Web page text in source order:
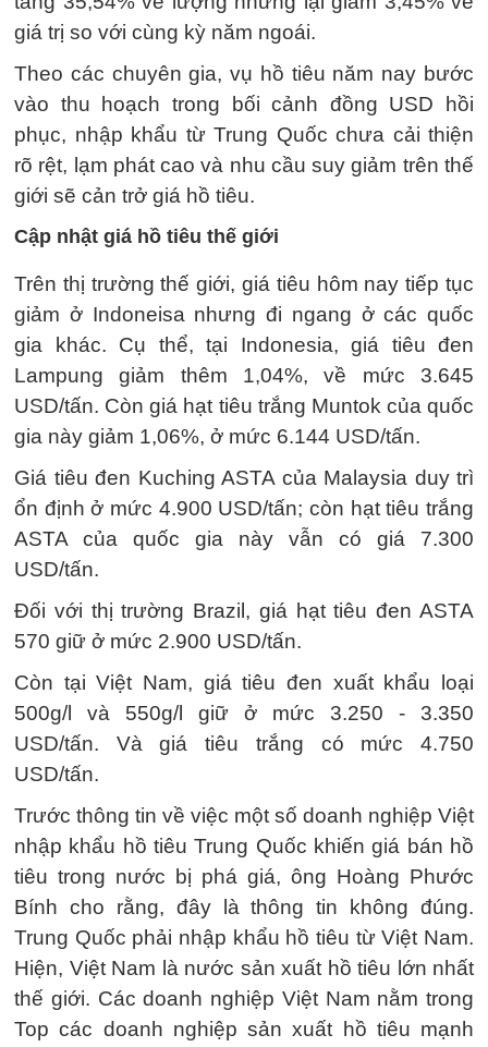
giá trị so với cùng kỳ năm ngoái.
Theo các chuyên gia, vụ hồ tiêu năm nay bước
vào thu hoạch trong bối cảnh đồng USD hồi
phục, nhập khẩu từ Trung Quốc chưa cải thiện
rõ rệt, lạm phát cao và nhu cầu suy giảm trên thế
giới sẽ cản trở giá hồ tiêu.
Cập nhật giá hồ tiêu thế giới
Trên thị trường thế giới, giá tiêu hôm nay tiếp tục
giảm ở Indoneisa nhưng đi ngang ở các quốc
gia khác. Cụ thể, tại Indonesia, giá tiêu đen
Lampung giảm thêm 1,04%, về mức 3.645
USD/tấn. Còn giá hạt tiêu trắng Muntok của quốc
gia này giảm 1,06%, ở mức 6.144 USD/tấn.
Giá tiêu đen Kuching ASTA của Malaysia duy trì
ổn định ở mức 4.900 USD/tấn; còn hạt tiêu trắng
ASTA của quốc gia này vẫn có giá 7.300
USD/tấn.
Đối với thị trường Brazil, giá hạt tiêu đen ASTA
570 giữ ở mức 2.900 USD/tấn.
Còn tại Việt Nam, giá tiêu đen xuất khẩu loại
500g/l và 550g/l giữ ở mức 3.250 - 3.350
USD/tấn. Và giá tiêu trắng có mức 4.750
USD/tấn.
Trước thông tin về việc một số doanh nghiệp Việt
nhập khẩu hồ tiêu Trung Quốc khiến giá bán hồ
tiêu trong nước bị phá giá, ông Hoàng Phước
Bính cho rằng, đây là thông tin không đúng.
Trung Quốc phải nhập khẩu hồ tiêu từ Việt Nam.
Hiện, Việt Nam là nước sản xuất hồ tiêu lớn nhất
thế giới. Các doanh nghiệp Việt Nam nằm trong
Top các doanh nghiệp sản xuất hồ tiêu mạnh